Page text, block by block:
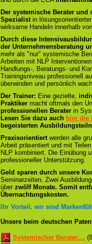
Der systemische Berater
Spezialist in
wirksame Handeln innerhalb
Durch diese
der Unternehmensberatung
mehr als "nur" systemische
Arbeiten mit NLP
Handlungs-, Beratungs- und
Trainingsniveau professionell
überwinden und persönlich
Der Trainer: Eine gezielte,
Praktiker macht oftmals den
professionellen Berater in
Lesen Sie dazu auch hier die
begeisterten
Praxisorientiertwerden alle
Arbeit präsentiert und mit
NLP kombiniert. Die Einübung
professioneller Unterstützung.
Geld sparen durch unsere
Seminarzeiten. Zwei
über zwölf Monate. Somit
Übernachtungskosten.
Ihr Vorteil, wir sind
Unsere beim deutschen
Systemischer Berater....